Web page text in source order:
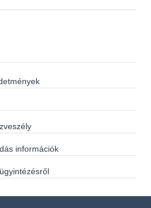
információk